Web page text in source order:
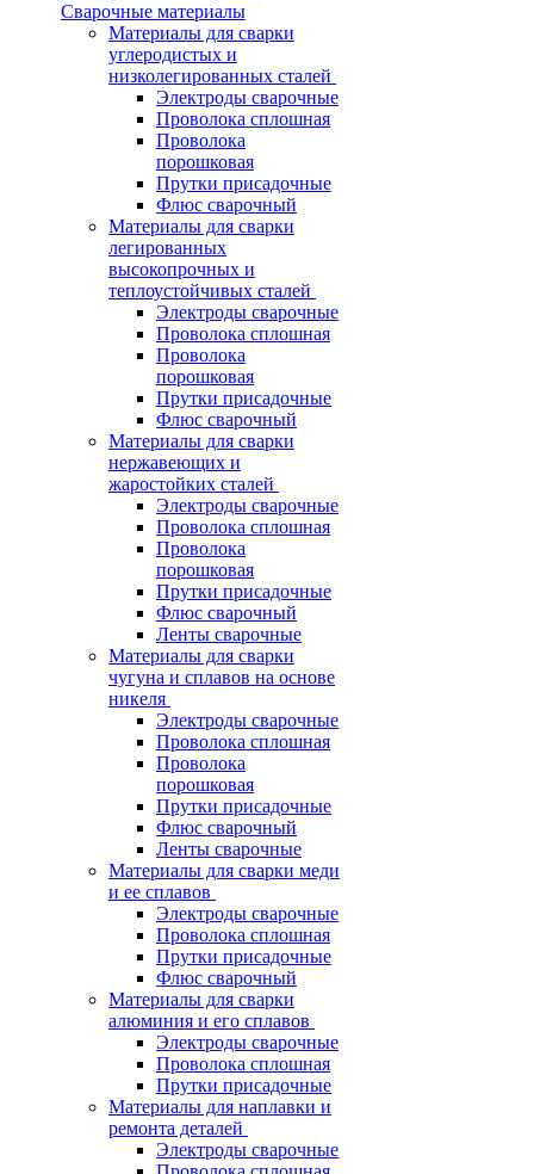
Сварочные материалы
Материалы для сварки
углеродистых и
низколегированных сталей
Электроды сварочные
Проволока сплошная
Проволока
порошковая
Прутки присадочные
Флюс сварочный
Материалы для сварки
легированных
высокопрочных и
теплоустойчивых сталей
Электроды сварочные
Проволока сплошная
Проволока
порошковая
Прутки присадочные
Флюс сварочный
Материалы для сварки
нержавеющих и
жаростойких сталей
Электроды сварочные
Проволока сплошная
Проволока
порошковая
Прутки присадочные
Флюс сварочный
Ленты сварочные
Материалы для сварки
чугуна и сплавов на основе
никеля
Электроды сварочные
Проволока сплошная
Проволока
порошковая
Прутки присадочные
Флюс сварочный
Ленты сварочные
Материалы для сварки меди
и ее сплавов
Электроды сварочные
Проволока сплошная
Прутки присадочные
Флюс сварочный
Материалы для сварки
алюминия и его сплавов
Электроды сварочные
Проволока сплошная
Прутки присадочные
Материалы для наплавки и
ремонта деталей
Электроды сварочные